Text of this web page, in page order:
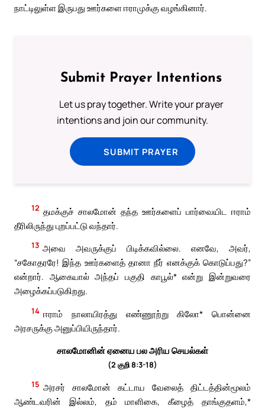
நாட்டிலுள்ள இருபது ஊர்களை ஈராமுக்கு வழங்கினார்.
Submit Prayer Intentions
Let us pray together. Write your prayer
intentions and join our community.
SUBMIT PRAYER
12 தமக்குச் சாலமோன் தந்த ஊர்களைப் பார்வையிட ஈராம்
தீரிலிருந்து புறப்பட்டு வந்தார்.
13 அவை அவருக்குப் பிடிக்கவில்லை. எனவே, அவர்,
“சகோதரரே! இந்த ஊர்களைத் தானா நீர் எனக்குக் கொடுப்பது?”
என்றார். ஆகையால் அந்தப் பகுதி காபூல்* என்று இன்றுவரை
அழைக்கப்படுகிறது.
14 ஈராம் நாலாயிரத்து எண்ணூற்று கிலோ* பொன்னை
அரசருக்கு அனுப்பியிருந்தார்.
சாலமோனின் ஏனைய பல அரிய செயல்கள்
(2 குறி 8:3-18)
15 அரசர் சாலமோன் கட்டாய வேலைத் திட்டத்தின்மூலம்
ஆண்டவரின் இல்லம், தம் மாளிகை, கீழைத் தாங்குதளம்,*